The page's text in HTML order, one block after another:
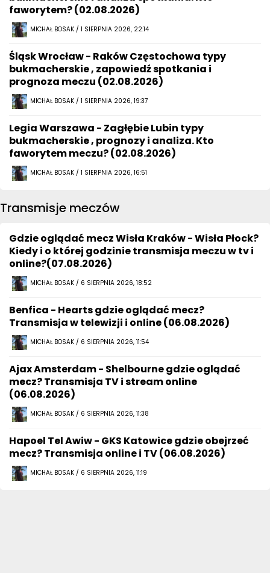
faworytem? (02.08.2026)
MICHAŁ BOSAK / 1 SIERPNIA 2026, 22:14
Śląsk Wrocław - Raków Częstochowa typy
bukmacherskie , zapowiedź spotkania i
prognoza meczu (02.08.2026)
MICHAŁ BOSAK / 1 SIERPNIA 2026, 19:37
Legia Warszawa - Zagłębie Lubin typy
bukmacherskie , prognozy i analiza. Kto
faworytem meczu? (02.08.2026)
MICHAŁ BOSAK / 1 SIERPNIA 2026, 16:51
Transmisje meczów
Gdzie oglądać mecz Wisła Kraków - Wisła Płock?
Kiedy i o której godzinie transmisja meczu w tv i
online?(07.08.2026)
MICHAŁ BOSAK / 6 SIERPNIA 2026, 18:52
Benfica - Hearts gdzie oglądać mecz?
Transmisja w telewizji i online (06.08.2026)
MICHAŁ BOSAK / 6 SIERPNIA 2026, 11:54
Ajax Amsterdam - Shelbourne gdzie oglądać
mecz? Transmisja TV i stream online
(06.08.2026)
MICHAŁ BOSAK / 6 SIERPNIA 2026, 11:38
Hapoel Tel Awiw - GKS Katowice gdzie obejrzeć
mecz? Transmisja online i TV (06.08.2026)
MICHAŁ BOSAK / 6 SIERPNIA 2026, 11:19